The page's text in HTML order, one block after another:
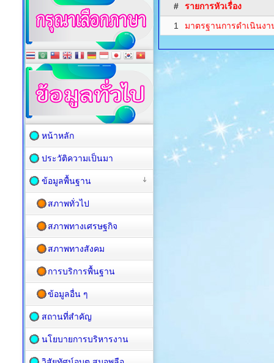
#
รายการหัวเรื่อง
1
มาตรฐานการดำเนินงา
หน้าหลัก
ประวัติความเป็นมา
ข้อมูลพื้นฐาน
สภาพทั่วไป
สภาพทางเศรษฐกิจ
สภาพทางสังคม
การบริการพื้นฐาน
ข้อมูลอื่น ๆ
สถานที่สำคัญ
นโยบายการบริหารงาน